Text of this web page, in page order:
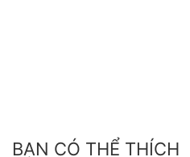
BẠN CÓ THỂ THÍCH